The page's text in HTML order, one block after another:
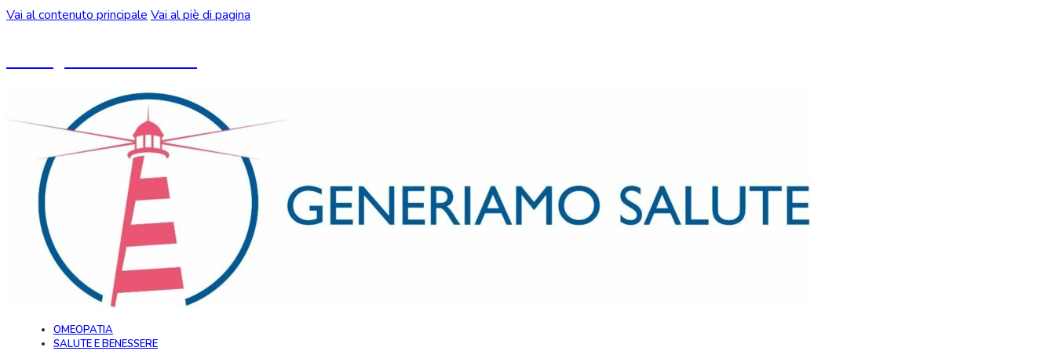
Vai al contenuto principale Vai al piè di pagina
OMEOPATIA
SALUTE E BENESSERE